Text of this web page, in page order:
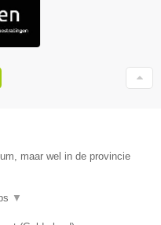
maar wel in de provincie
▼